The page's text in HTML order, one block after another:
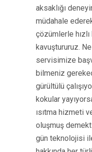
aksaklığı
müdahale
çözümlerle
kavuştururuz.
servisimize
bilmeniz
gürültülü
kokular
ısıtma hizmeti
oluşmuş
gün teknolojisi